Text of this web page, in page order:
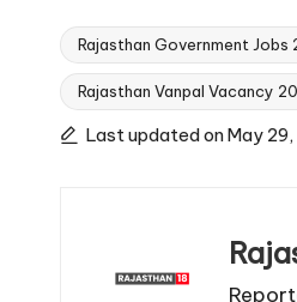
Tags:
Rajasthan Government Jobs
Rajasthan Vanpal Vacancy
Last updated on May